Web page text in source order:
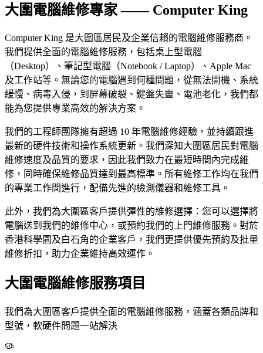
大圍電腦維修專家 —— Computer King
Computer King 是大圍區居民及企業信賴的電腦維修服務商。
我們提供全面的電腦維修服務，包括桌上型電腦
（Desktop）、筆記型電腦（Notebook / Laptop）、Apple Mac
及工作站等。無論您的電腦遇到何種問題，從無法開機、系統
緩慢、病毒入侵，到屏幕破裂、鍵盤失靈、電池老化，我們都
能為您提供專業高效的解決方案。
我們的工程師團隊擁有超過 10 年電腦維修經驗，並持續跟進
最新的硬件技術和操作系統更新。我們深知大圍區居民對電腦
維修速度及品質的要求，因此我們致力在最短時間內完成維
修，同時確保維修品質達到最高標準。所有維修工作均在我們
的專業工作間進行，配備先進的檢測儀器和維修工具。
此外，我們為大圍區客戶提供彈性的維修選擇：您可以選擇將
電腦送到我們的維修中心，或預約我們的上門維修服務。對於
香港科學園及白石角的企業客戶，我們更提供優先預約及批量
維修折扣，助力企業維持高效運作。
大圍電腦維修服務項目
我們為大圍區客戶提供全面的電腦維修服務，涵蓋各類品牌和
型號，軟硬件問題一站解決
🦠